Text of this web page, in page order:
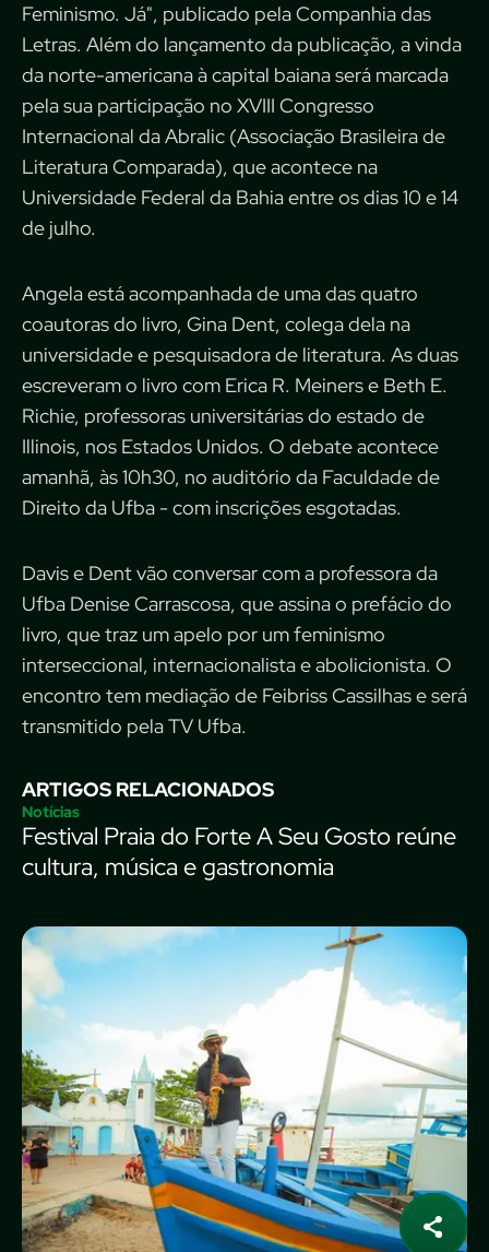
Feminismo. Já", publicado pela Companhia das
Letras. Além do lançamento da publicação, a vinda
da norte-americana à capital baiana será marcada
pela sua participação no XVIII Congresso
Internacional da Abralic (Associação Brasileira de
Literatura Comparada), que acontece na
Universidade Federal da Bahia entre os dias 10 e 14
de julho.
Angela está acompanhada de uma das quatro
coautoras do livro, Gina Dent, colega dela na
universidade e pesquisadora de literatura. As duas
escreveram o livro com Erica R. Meiners e Beth E.
Richie, professoras universitárias do estado de
Illinois, nos Estados Unidos. O debate acontece
amanhã, às 10h30, no auditório da Faculdade de
Direito da Ufba - com inscrições esgotadas.
Davis e Dent vão conversar com a professora da
Ufba Denise Carrascosa, que assina o prefácio do
livro, que traz um apelo por um feminismo
interseccional, internacionalista e abolicionista. O
encontro tem mediação de Feibriss Cassilhas e será
transmitido pela TV Ufba.
ARTIGOS RELACIONADOS
Notícias
Festival Praia do Forte A Seu Gosto reúne
cultura, música e gastronomia